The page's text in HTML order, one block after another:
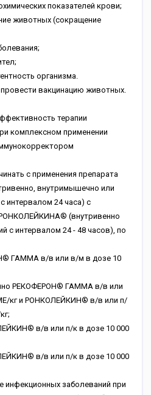
показателей крови;
животных (сокращение
организма.
вакцинацию животных.
терапии
комплексном применении
с применения препарата
внутримышечно или
интервалом 24 часа) с
(внутривенно
с интервалом 24 - 48 часов), по
ГАММА в/в или в/м в дозе 10
РЕКОФЕРОН® ГАММА в/в или
кг и РОНКОЛЕЙКИН® в/в или п/
в/в или п/к в дозе 10 000
в/в или п/к в дозе 10 000
инфекционных заболеваний при